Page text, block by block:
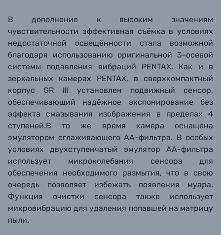
В дополнение к высоким значениям
чувствительности эффективная съёмка в условиях
недостаточной освещённости стала возможной
благодаря использованию оригинальной 3-осевой
системы подавления вибраций PENTAX. Как и в
зеркальных камерах PENTAX, в сверхкомпактный
корпус GR III установлен подвижный сенсор,
обеспечивающий надёжное экспонирование без
эффекта смазывания изображения в пределах 4
ступеней.В то же время камера оснащена
эмулятором сглаживающего АА-фильтра. В особых
условиях двухступенчатый эмулятор AA-фильтра
использует микроколебания сенсора для
обеспечения необходимого размытия, что в свою
очередь позволяет избежать появления муара.
Функция очистки сенсора также использует
микровибрацию для удаления попавшей на матрицу
пыли.